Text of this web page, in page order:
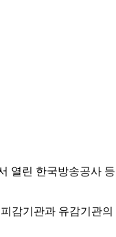
열린 한국방송공사
감기관과 유감기관